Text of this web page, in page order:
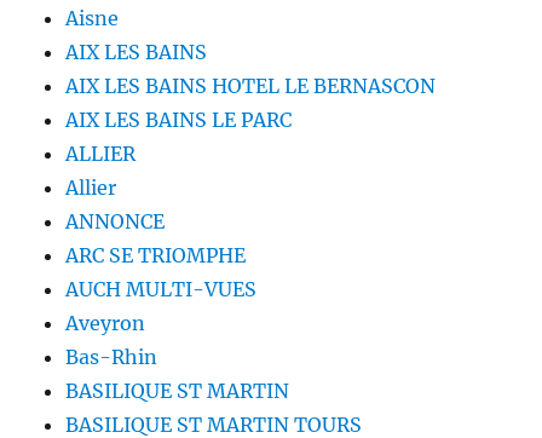
Aisne
AIX LES BAINS
AIX LES BAINS HOTEL LE BERNASCON
AIX LES BAINS LE PARC
ALLIER
Allier
ANNONCE
ARC SE TRIOMPHE
AUCH MULTI-VUES
Aveyron
Bas-Rhin
BASILIQUE ST MARTIN
BASILIQUE ST MARTIN TOURS